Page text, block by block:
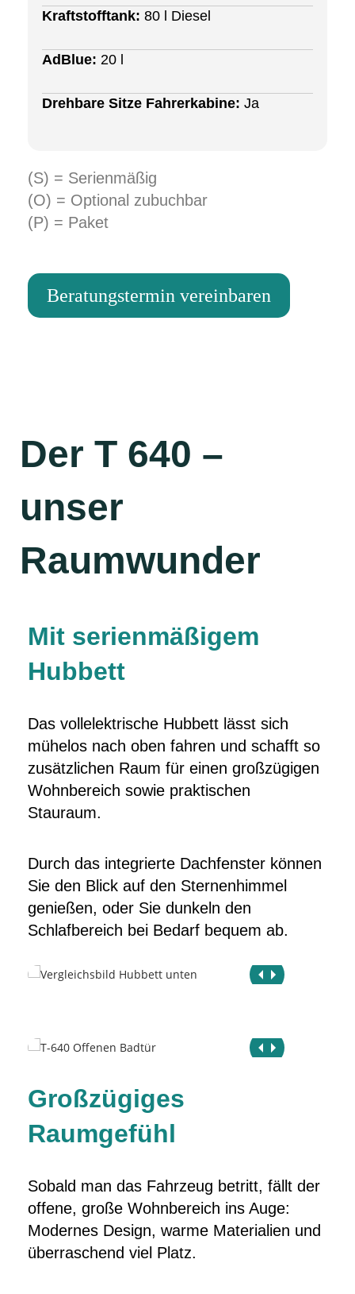
Kraftstofftank: 80 l Diesel
AdBlue: 20 l
Drehbare Sitze Fahrerkabine: Ja
(S) = Serienmäßig
(O) = Optional zubuchbar
(P) = Paket
Beratungstermin vereinbaren
Der T 640 –
unser
Raumwunder
Mit serienmäßigem
Hubbett
Das voll­elektrische Hubbett lässt sich
mühelos nach oben fahren und schafft so
zusätzlichen Raum für einen großzügigen
Wohnbereich sowie praktischen
Stauraum.
Durch das integrierte Dachfenster können
Sie den Blick auf den Sternenhimmel
genießen, oder Sie dunkeln den
Schlafbereich bei Bedarf bequem ab.
Großzügiges
Raumgefühl
Sobald man das Fahrzeug betritt, fällt der
offene, große Wohnbereich ins Auge:
Modernes Design, warme Materialien und
überraschend viel Platz.